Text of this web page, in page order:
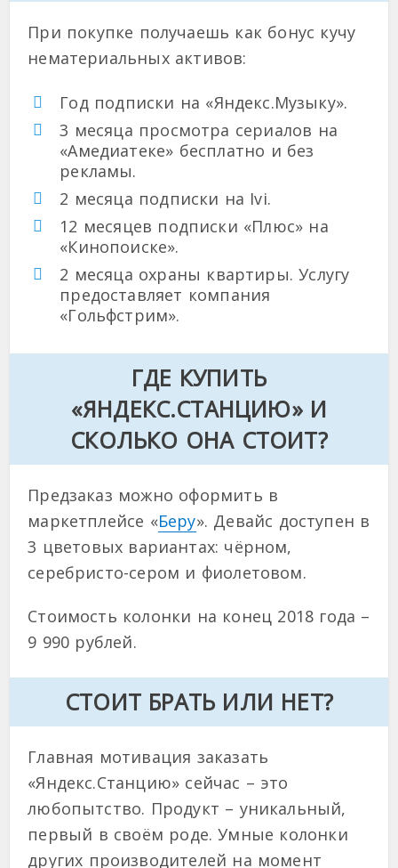
При покупке получаешь как бонус кучу
нематериальных активов:
Год подписки на «Яндекс.Музыку».
3 месяца просмотра сериалов на
«Амедиатеке» бесплатно и без
рекламы.
2 месяца подписки на Ivi.
12 месяцев подписки «Плюс» на
«Кинопоиске».
2 месяца охраны квартиры. Услугу
предоставляет компания
«Гольфстрим».
ГДЕ КУПИТЬ
«ЯНДЕКС.СТАНЦИЮ» И
СКОЛЬКО ОНА СТОИТ?
Предзаказ можно оформить в
маркетплейсе «Беру». Девайс доступен в
3 цветовых вариантах: чёрном,
серебристо-сером и фиолетовом.
Стоимость колонки на конец 2018 года –
9 990 рублей.
СТОИТ БРАТЬ ИЛИ НЕТ?
Главная мотивация заказать
«Яндекс.Станцию» сейчас – это
любопытство. Продукт – уникальный,
первый в своём роде. Умные колонки
других производителей на момент